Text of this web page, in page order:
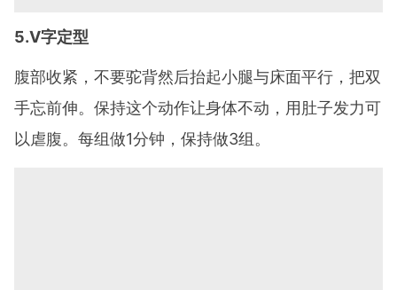
5.V字定型
腹部收紧，不要驼背然后抬起小腿与床面平行，把双
手忘前伸。保持这个动作让身体不动，用肚子发力可
以虐腹。每组做1分钟，保持做3组。